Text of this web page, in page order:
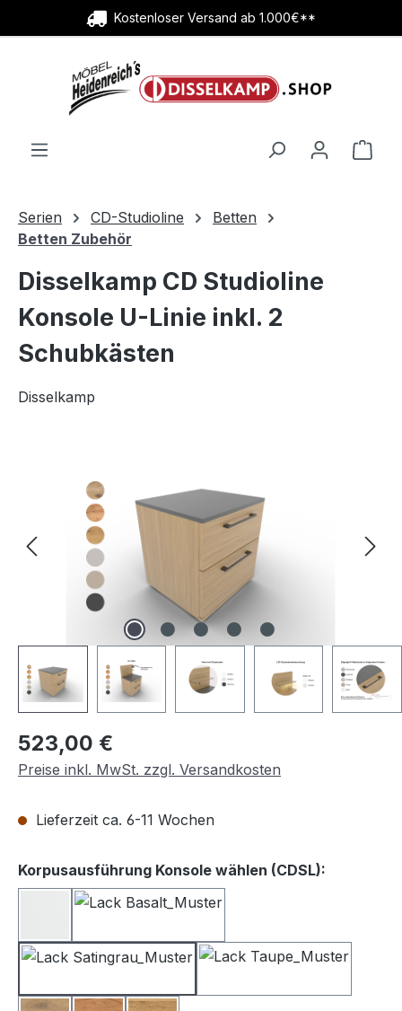
Zum Hauptinhalt springenKostenloser Versand ab 1.000€**
Serien CD-Studioline
Betten
Betten Zubehör
Disselkamp CD Studioline
Konsole U-Linie inkl. 2
Schubkästen
Disselkamp
Regulärer Preis:
523,00 €
Preise inkl. MwSt. zzgl. Versandkosten
Lieferzeit ca. 6-11 Wochen
Korpusausführung Konsole wählen (CDSL):